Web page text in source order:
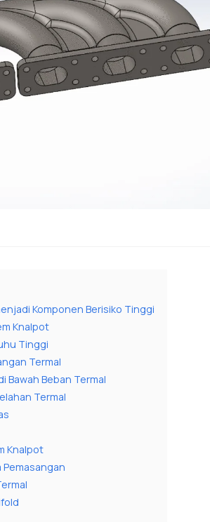
Komponen Berisiko Tinggi
Knalpot
Tinggi
Termal
Bawah Beban Termal
Termal
Knalpot
Pemasangan